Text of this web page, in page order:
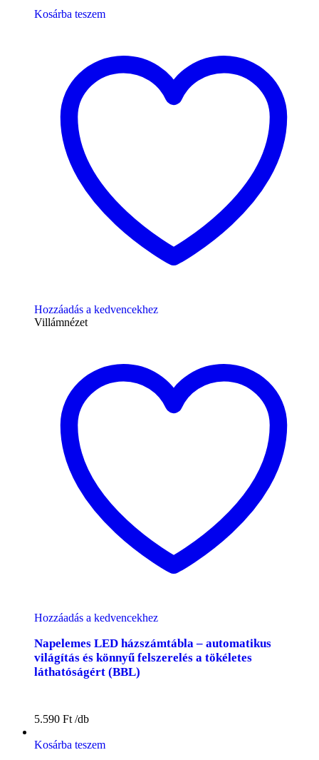
Kosárba teszem
Hozzáadás a kedvencekhez
Villámnézet
Hozzáadás a kedvencekhez
Napelemes LED házszámtábla – automatikus
világítás és könnyű felszerelés a tökéletes
láthatóságért (BBL)
5.590 Ft
Kosárba teszem